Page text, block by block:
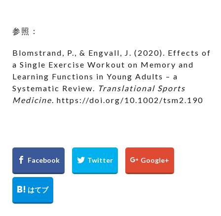
参照：
Blomstrand, P., & Engvall, J. (2020). Effects of
a Single Exercise Workout on Memory and
Learning Functions in Young Adults – a
Systematic Review. Translational Sports
Medicine. https://doi.org/10.1002/tsm2.190